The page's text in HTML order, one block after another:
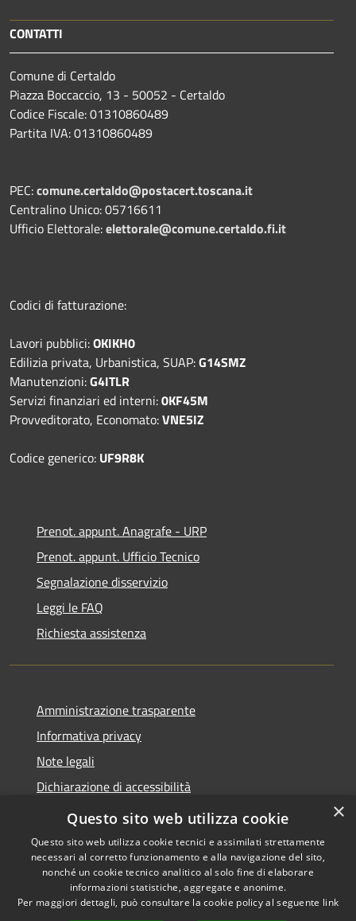
CONTATTI
Comune di Certaldo
Piazza Boccaccio, 13 - 50052 - Certaldo
Codice Fiscale: 01310860489
Partita IVA: 01310860489
PEC:comune.certaldo@postacert.toscana.it
Centralino Unico: 05716611
Ufficio Elettorale:elettorale@comune.certaldo.fi.it
Codici di fatturazione:
Lavori pubblici:OKIKH0
Edilizia privata, Urbanistica, SUAP:G14SMZ
Manutenzioni:G4ITLR
Servizi finanziari ed interni:0KF45M
Provveditorato, Economato:VNE5IZ
Codice generico: UF9R8K
Prenot. appunt. Anagrafe - URP
Prenot. appunt. Ufficio Tecnico
Segnalazione disservizio
Leggi le FAQ
Richiesta assistenza
Amministrazione trasparente
Informativa privacy
Note legali
Dichiarazione di accessibilità
Whistleblowing
Accessibilità
Copyright © 2026 • Comune di
Certaldo • Powered by
×
Questo sito web utilizza cookie
Questo sito web utilizza cookie tecnici e assimilati strettamente
necessari al corretto funzionamento e alla navigazione del sito,
nonché un cookie tecnico analitico al solo fine di elaborare
informazioni statistiche, aggregate e anonime.
Per maggiori dettagli, può consultare la cookie policy al seguente link